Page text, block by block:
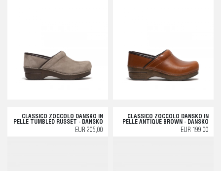
CLASSICO ZOCCOLO DANSKO IN
PELLE TUMBLED RUSSET - DANSKO
EUR 205,00
CLASSICO ZOCCOLO DANSKO IN
PELLE ANTIQUE BROWN - DANSKO
EUR 199,00